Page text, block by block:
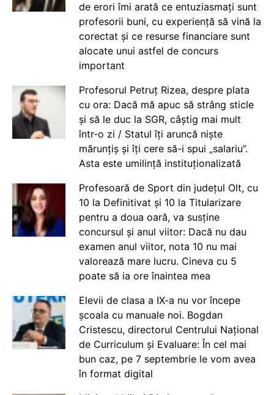
de erori îmi arată ce entuziasmați sunt
profesorii buni, cu experiență să vină la
corectat și ce resurse financiare sunt
alocate unui astfel de concurs
important
Profesorul Petruț Rizea, despre plata
cu ora: Dacă mă apuc să strâng sticle
și să le duc la SGR, câștig mai mult
într-o zi / Statul îți aruncă niște
mărunțiș și îți cere să-i spui „salariu”.
Asta este umilință instituționalizată
Profesoară de Sport din județul Olt, cu
10 la Definitivat și 10 la Titularizare
pentru a doua oară, va susține
concursul și anul viitor: Dacă nu dau
examen anul viitor, nota 10 nu mai
valorează mare lucru. Cineva cu 5
poate să ia ore înaintea mea
Elevii de clasa a IX-a nu vor începe
școala cu manuale noi. Bogdan
Cristescu, directorul Centrului Național
de Curriculum și Evaluare: În cel mai
bun caz, pe 7 septembrie le vom avea
în format digital